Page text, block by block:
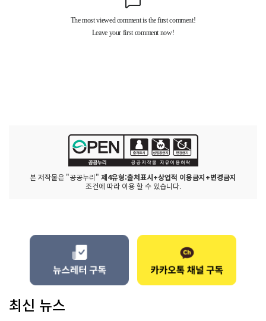
본 저작물은 "공공누리" 제4유형:출처표시+상업적 이용금지+변경금지
조건에 따라 이용 할 수 있습니다.
최신 뉴스